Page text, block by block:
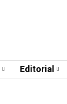
Editorial